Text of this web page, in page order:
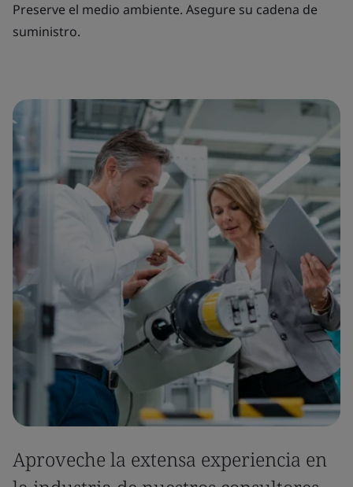
Preserve el medio ambiente. Asegure su cadena de
suministro.
Aproveche la extensa experiencia en